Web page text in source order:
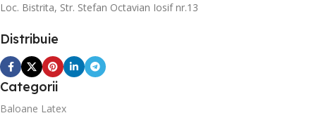
Loc. Bistrita, Str. Stefan Octavian Iosif nr.13
Distribuie
Categorii
Baloane Latex